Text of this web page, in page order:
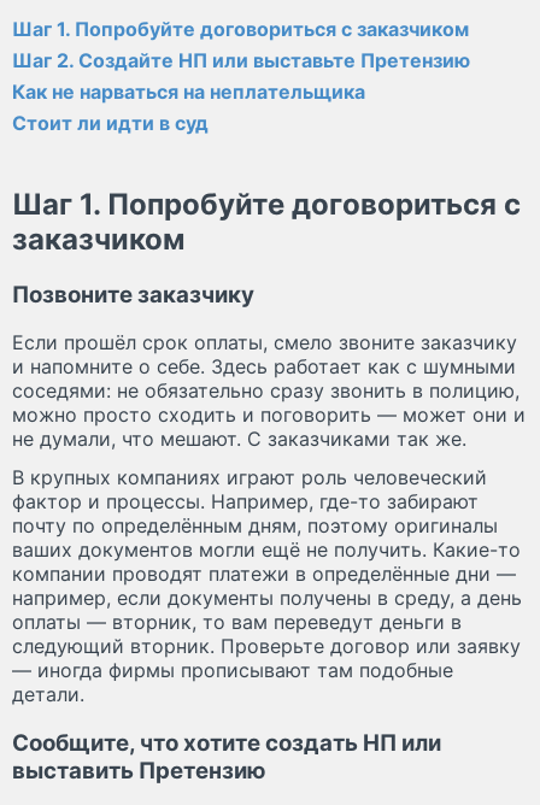
Шаг 1. Попробуйте договориться с заказчиком
Шаг 2. Создайте НП или выставьте Претензию
Как не нарваться на неплательщика
Стоит ли идти в суд
Шаг 1. Попробуйте договориться с
заказчиком
Позвоните заказчику
Если прошёл срок оплаты, смело звоните заказчику
и напомните о себе. Здесь работает как с шумными
соседями: не обязательно сразу звонить в полицию,
можно просто сходить и поговорить — может они и
не думали, что мешают. С заказчиками так же.
В крупных компаниях играют роль человеческий
фактор и процессы. Например, где-то забирают
почту по определённым дням, поэтому оригиналы
ваших документов могли ещё не получить. Какие-то
компании проводят платежи в определённые дни —
например, если документы получены в среду, а день
оплаты — вторник, то вам переведут деньги в
следующий вторник. Проверьте договор или заявку
— иногда фирмы прописывают там подобные
детали.
Сообщите, что хотите создать НП или
выставить Претензию